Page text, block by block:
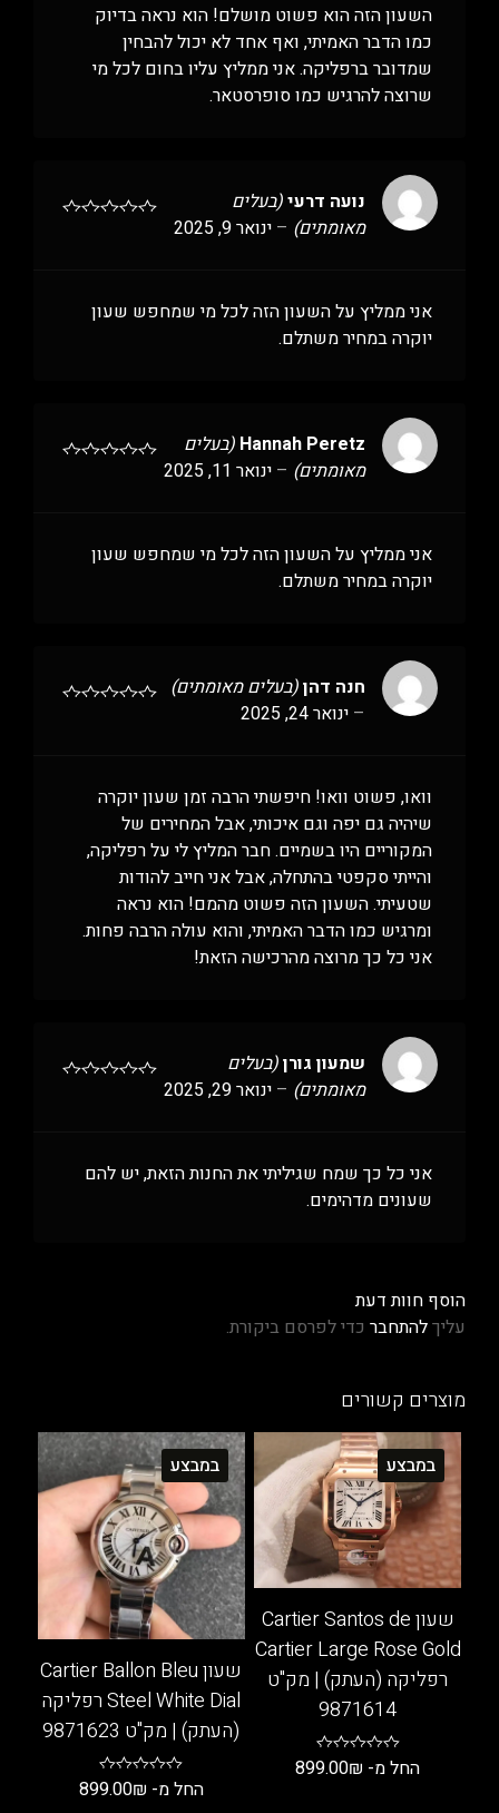
השעון הזה הוא פשוט מושלם! הוא נראה בדיוק
כמו הדבר האמיתי, ואף אחד לא יכול להבחין
שמדובר ברפליקה. אני ממליץ עליו בחום לכל מי
שרוצה להרגיש כמו סופרסטאר.
נועה דרעי(בעלים
מאומתים) – ינואר 9, 2025
אני ממליץ על השעון הזה לכל מי שמחפש שעון
יוקרה במחיר משתלם.
Hannah Peretz (בעלים
מאומתים) – ינואר 11, 2025
אני ממליץ על השעון הזה לכל מי שמחפש שעון
יוקרה במחיר משתלם.
חנה דהן(בעלים מאומתים)
– ינואר 24, 2025
וואו, פשוט וואו! חיפשתי הרבה זמן שעון יוקרה
שיהיה גם יפה וגם איכותי, אבל המחירים של
המקוריים היו בשמיים. חבר המליץ לי על רפליקה,
והייתי סקפטי בהתחלה, אבל אני חייב להודות
שטעיתי. השעון הזה פשוט מהמם! הוא נראה
ומרגיש כמו הדבר האמיתי, והוא עולה הרבה פחות.
אני כל כך מרוצה מהרכישה הזאת!
שמעון גורן(בעלים
מאומתים) – ינואר 29, 2025
אני כל כך שמח שגיליתי את החנות הזאת, יש להם
שעונים מדהימים.
הוסף חוות דעת
עליךלהתחבר כדי לפרסם ביקורת.
מוצרים קשורים
במבצע
שעון Cartier Santos de
Cartier Large Rose Gold
רפליקה (העתק) | מק"ט
9871614
החל מ- 899.00₪
במבצע
שעון Cartier Ballon Bleu
Steel White Dial רפליקה
(העתק) | מק"ט 9871623
החל מ- 899.00₪